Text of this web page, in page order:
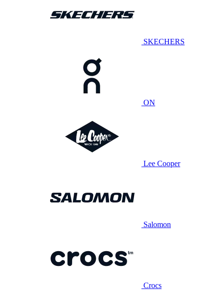
SKECHERS
ON
Lee Cooper
Salomon
Crocs